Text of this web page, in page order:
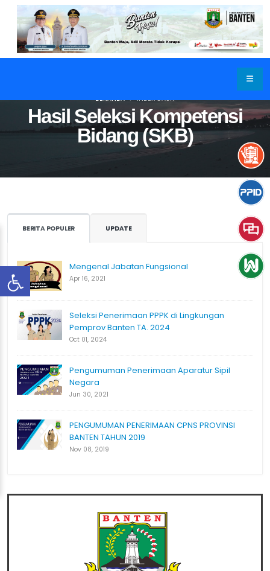
Hasil Seleksi Kompetensi
Bidang (SKB)
BERANDA INDEX CASN
BERITA POPULER UPDATE
Mengenal Jabatan Fungsional
Apr 16, 2021
Seleksi Penerimaan PPPK di Lingkungan
Pemprov Banten TA. 2024
Oct 01, 2024
Pengumuman Penerimaan Aparatur Sipil
Negara
Jun 30, 2021
PENGUMUMAN PENERIMAAN CPNS PROVINSI
BANTEN TAHUN 2019
Nov 08, 2019